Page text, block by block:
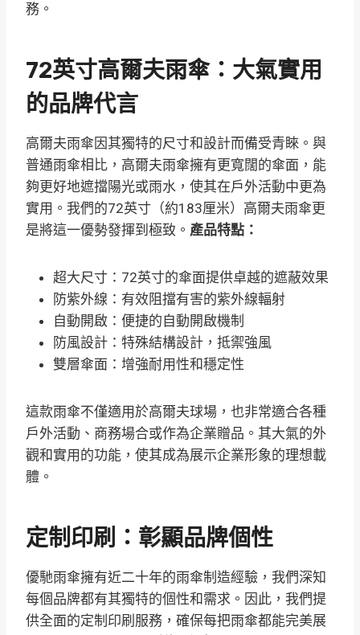
務。
72英寸高爾夫雨傘：大氣實用
的品牌代言
高爾夫雨傘因其獨特的尺寸和設計而備受青睞。與
普通雨傘相比，高爾夫雨傘擁有更寬闊的傘面，能
夠更好地遮擋陽光或雨水，使其在戶外活動中更為
實用 。我們的72英寸（約183厘米）高爾夫雨傘更
是將這一優勢發揮到極致。 產品特點：
超大尺寸：72英寸的傘面提供卓越的遮蔽效果
防紫外線：有效阻擋有害的紫外線輻射
自動開啟：便捷的自動開啟機制
防風設計：特殊結構設計，抵禦強風
雙層傘面：增強耐用性和穩定性
這款雨傘不僅適用於高爾夫球場，也非常適合各種
戶外活動、商務場合或作為企業贈品。其大氣的外
觀和實用的功能，使其成為展示企業形象的理想載
體。
定制印刷：彰顯品牌個性
優馳雨傘擁有近二十年的雨傘制造經驗，我們深知
每個品牌都有其獨特的個性和需求 。因此，我們提
供全面的定制印刷服務，確保每把雨傘都能完美展